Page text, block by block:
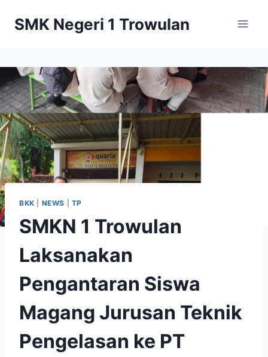
SMK Negeri 1 Trowulan
BKK NEWS TP
SMKN 1 Trowulan
Laksanakan
Pengantaran Siswa
Magang Jurusan Teknik
Pengelasan ke PT